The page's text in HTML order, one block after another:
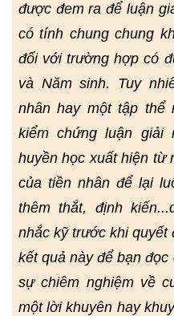
được đem ra để luận
có tính chung chung
đối với trường hợp có
và Năm sinh. Tuy
nhân hay một tập thể
kiểm chứng luận
huyền học xuất hiện từ
của tiền nhân để lại
thêm thắt, định
nhắc kỹ trước khi quyết
kết quả này để bạn
sự chiêm nghiệm về
một lời khuyên hay